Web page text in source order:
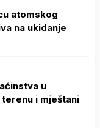
atomskog
na ukidanje
u
i mještani